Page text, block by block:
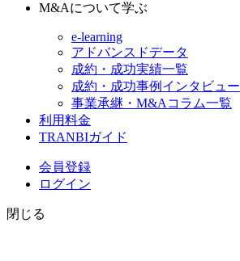
M&Aについて学ぶ
e-learning
アドバンスドデータ
成約・成功実績一覧
成約・成功事例インタビュー
事業承継・M&Aコラム一覧
利用料金
TRANBIガイド
会員登録
ログイン
閉じる